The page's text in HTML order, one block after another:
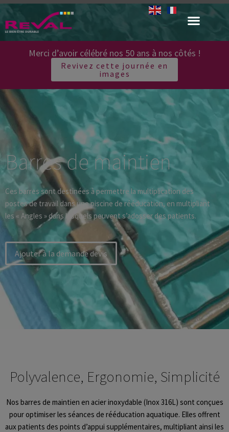
Merci d’avoir célébré nos 50 ans à nos côtés !
Revivez cette journée en
images
Barres de maintien
Ces barres sont destinées à permettre la multiplication des
postes de travail dans une piscine de rééducation, en multipliant
les « Angles » dans lesquels peuvent s’adosser des patients.
Ajouter à la demande devis
Polyvalence, Ergonomie, Simplicité
Nos barres de maintien en acier inoxydable (Inox 316L) sont conçues
pour optimiser les séances de rééducation aquatique. Elles offrent
aux patients des points d’appui supplémentaires, multipliant ainsi les